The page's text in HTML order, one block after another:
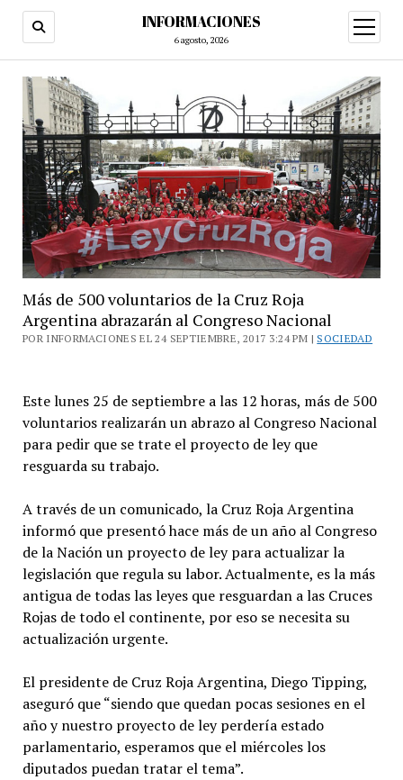
INFORMACIONES
6 agosto, 2026
abrir
menú
Más de 500 voluntarios de la Cruz Roja
Argentina abrazarán al Congreso Nacional
POR INFORMACIONES EL 24 SEPTIEMBRE, 2017 3:24 PM | SOCIEDAD
Este lunes 25 de septiembre a las 12 horas, más de 500
voluntarios realizarán un abrazo al Congreso Nacional
para pedir que se trate el proyecto de ley que
resguarda su trabajo.
A través de un comunicado, la Cruz Roja Argentina
informó que presentó hace más de un año al Congreso
de la Nación un proyecto de ley para actualizar la
legislación que regula su labor. Actualmente, es la más
antigua de todas las leyes que resguardan a las Cruces
Rojas de todo el continente, por eso se necesita su
actualización urgente.
El presidente de Cruz Roja Argentina, Diego Tipping,
aseguró que “siendo que quedan pocas sesiones en el
año y nuestro proyecto de ley perdería estado
parlamentario, esperamos que el miércoles los
diputados puedan tratar el tema”.